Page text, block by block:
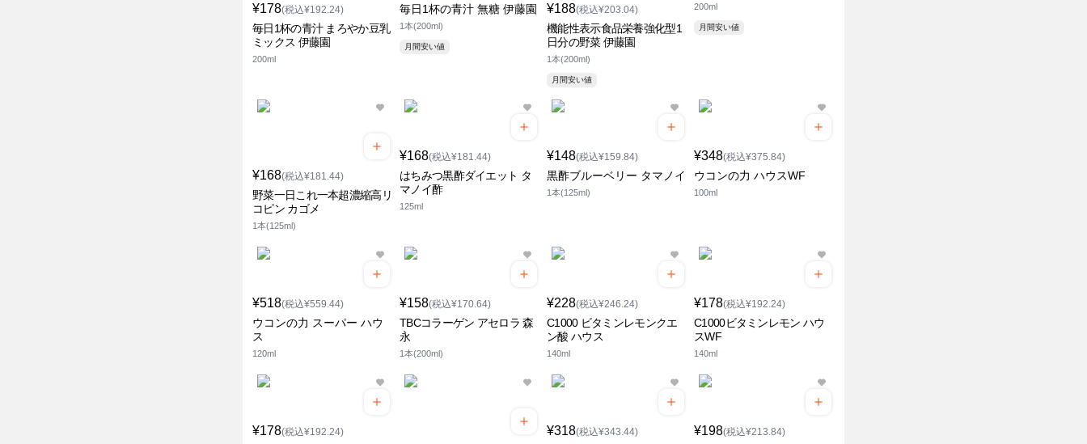
¥178(税込¥192.24)
毎日1杯の青汁 まろやか豆乳
ミックス 伊藤園
200ml
毎日1杯の青汁 無糖 伊藤園
1本(200ml)
月間安い値
¥188(税込¥203.04)
機能性表示食品栄養強化型1
日分の野菜 伊藤園
1本(200ml)
月間安い値
200ml
月間安い値
¥168(税込¥181.44)
野菜一日これ一本超濃縮高リ
コピン カゴメ
1本(125ml)
¥168(税込¥181.44)
はちみつ黒酢ダイエット タ
マノイ酢
125ml
¥148(税込¥159.84)
黒酢ブルーベリー タマノイ
1本(125ml)
¥348(税込¥375.84)
ウコンの力 ハウスWF
100ml
¥518(税込¥559.44)
ウコンの力 スーパー ハウ
ス
120ml
¥158(税込¥170.64)
TBCコラーゲン アセロラ 森
永
1本(200ml)
¥228(税込¥246.24)
C1000 ビタミンレモンクエ
ン酸 ハウス
140ml
¥178(税込¥192.24)
C1000ビタミンレモン ハウ
スWF
140ml
¥178(税込¥192.24) ¥318(税込¥343.44) ¥198(税込¥213.84)